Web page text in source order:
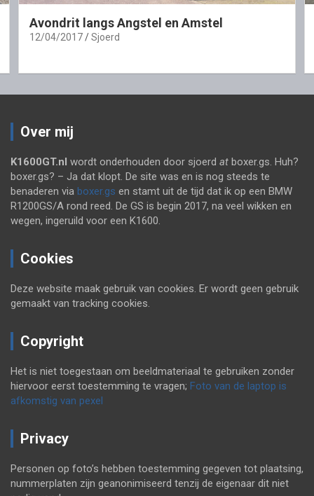
Avondrit langs Angstel en Amstel
12/04/2017 Sjoerd
Over mij
K1600GT.nl wordt onderhouden door sjoerd at boxer.gs. Huh?
boxer.gs? – Ja dat klopt. De site was en is nog steeds te
benaderen via boxer.gs en stamt uit de tijd dat ik op een BMW
R1200GS/A rond reed. De GS is begin 2017, na veel wikken en
wegen, ingeruild voor een K1600.
Cookies
Deze website maak gebruik van cookies. Er wordt geen gebruik
gemaakt van tracking cookies.
Copyright
Het is niet toegestaan om beeldmateriaal te gebruiken zonder
hiervoor eerst toestemming te vragen; Foto van de laptop is
afkomstig van pexel
Privacy
Personen op foto’s hebben toestemming gegeven tot plaatsing,
nummerplaten zijn geanonimiseerd tenzij de eigenaar dit niet